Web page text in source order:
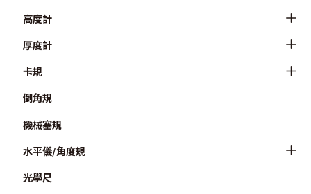
高度計
厚度計
卡規
倒角規
機械塞規
水平儀/角度規
光學尺